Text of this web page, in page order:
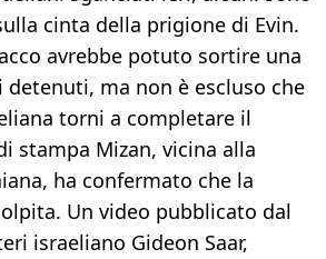
cinta della prigione di Evin.
avrebbe potuto sortire una
detenuti, ma non è escluso che
torni a completare il
stampa Mizan, vicina alla
ha confermato che la
Un video pubblicato dal
israeliano Gideon Saar,